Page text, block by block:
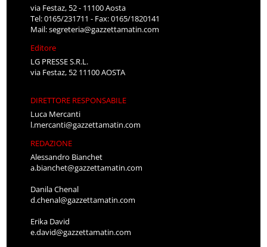
via Festaz, 52 - 11100 Aosta
Tel: 0165/231711 - Fax: 0165/1820141
Mail:segreteria@gazzettamatin.com
Editore
LG PRESSE S.R.L.
via Festaz, 52 11100 AOSTA
DIRETTORE RESPONSABILE
Luca Mercanti
l.mercanti@gazzettamatin.com
REDAZIONE
Alessandro Bianchet
a.bianchet@gazzettamatin.com
Danila Chenal
d.chenal@gazzettamatin.com
Erika David
e.david@gazzettamatin.com